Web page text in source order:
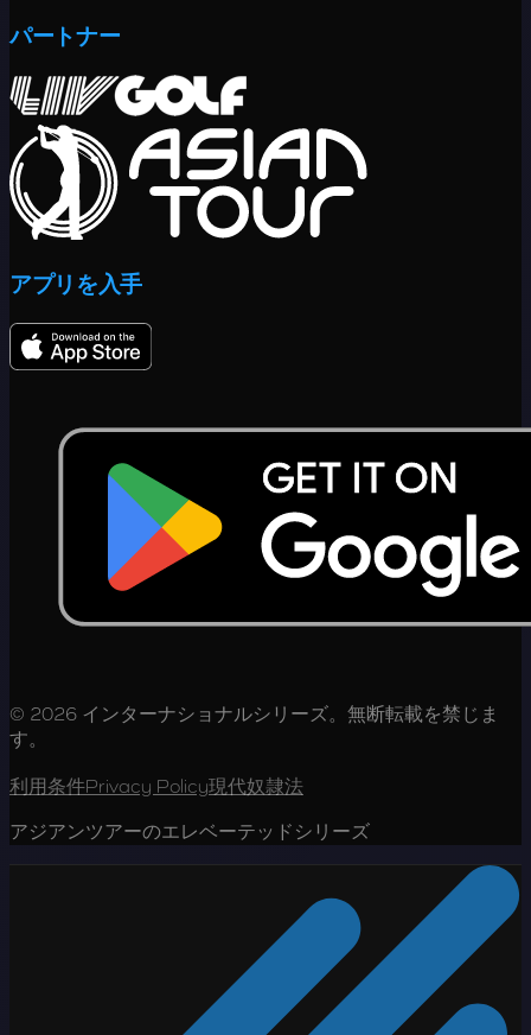
パートナー
アプリを入手
© 2026 インターナショナルシリーズ。無断転載を禁じま
す。
利用条件Privacy Policy現代奴隷法
アジアンツアーのエレベーテッドシリーズ